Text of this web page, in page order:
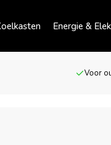
Energie &
Voor